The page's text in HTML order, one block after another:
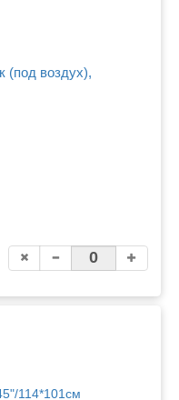
(под воздух),